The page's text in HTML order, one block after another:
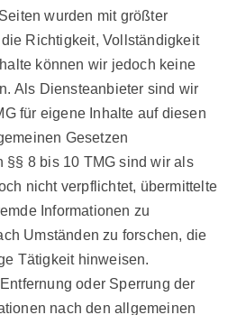
wurden mit größter
Richtigkeit, Vollständigkeit
können wir jedoch keine
Als Diensteanbieter sind wir
für eigene Inhalte auf diesen
Gesetzen
§§ 8 bis 10 TMG sind wir als
nicht verpflichtet, übermittelte
Informationen zu
Umständen zu forschen, die
Tätigkeit hinweisen.
oder Sperrung der
nach den allgemeinen